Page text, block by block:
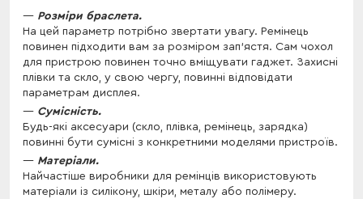
Розміри браслета.
На цей параметр потрібно звертати увагу. Ремінець
повинен підходити вам за розміром зап'ястя. Сам чохол
для пристрою повинен точно вміщувати гаджет. Захисні
плівки та скло, у свою чергу, повинні відповідати
параметрам дисплея.
Сумісність.
Будь-які аксесуари (скло, плівка, ремінець, зарядка)
повинні бути сумісні з конкретними моделями пристроїв.
Матеріали.
Найчастіше виробники для ремінців використовують
матеріали із силікону, шкіри, металу або полімеру.